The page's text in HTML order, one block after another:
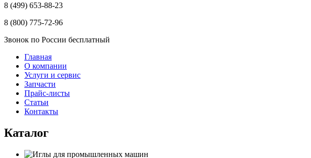
8 (499) 653-88-23
8 (800) 775-72-96
Звонок по России бесплатный
Главная
О компании
Услуги и сервис
Запчасти
Прайс-листы
Статьи
Контакты
Каталог